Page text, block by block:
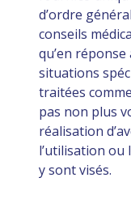
d’ordre
conseils
qu’en
situations
traitées
pas non plus
réalisation
l’utilisation
y sont visés.